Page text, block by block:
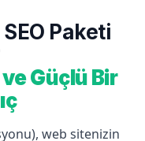
Paketi
Güçlü Bir
web sitenizin